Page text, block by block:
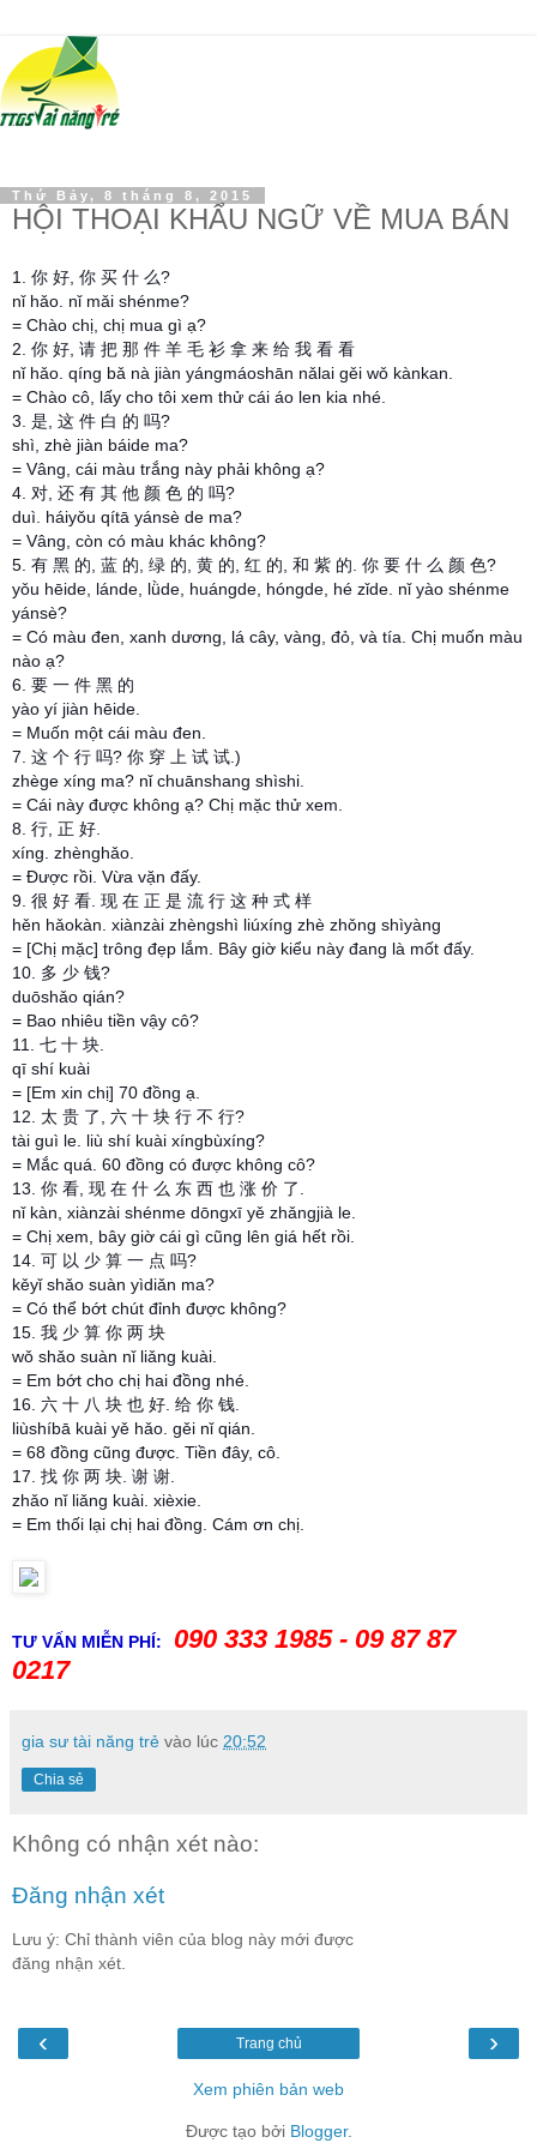
Thứ Bảy, 8 tháng 8, 2015
HỘI THOẠI KHẨU NGỮ VỀ MUA BÁN
1. 你 好, 你 买 什 么?
nǐ hǎo. nǐ mǎi shénme?
= Chào chị, chị mua gì ạ?
2. 你 好, 请 把 那 件 羊 毛 衫 拿 来 给 我 看 看
nǐ hǎo. qíng bǎ nà jiàn yángmáoshān nǎlai gěi wǒ kànkan.
= Chào cô, lấy cho tôi xem thử cái áo len kia nhé.
3. 是, 这 件 白 的 吗?
shì, zhè jiàn báide ma?
= Vâng, cái màu trắng này phải không ạ?
4. 对, 还 有 其 他 颜 色 的 吗?
duì. háiyǒu qítā yánsè de ma?
= Vâng, còn có màu khác không?
5. 有 黑 的, 蓝 的, 绿 的, 黄 的, 红 的, 和 紫 的. 你 要 什 么 颜 色?
yǒu hēide, lánde, lǜde, huángde, hóngde, hé zǐde. nǐ yào shénme
yánsè?
= Có màu đen, xanh dương, lá cây, vàng, đỏ, và tía. Chị muốn màu
nào ạ?
6. 要 一 件 黑 的
yào yí jiàn hēide.
= Muốn một cái màu đen.
7. 这 个 行 吗? 你 穿 上 试 试.)
zhège xíng ma? nǐ chuānshang shìshi.
= Cái này được không ạ? Chị mặc thử xem.
8. 行, 正 好.
xíng. zhènghǎo.
= Được rồi. Vừa vặn đấy.
9. 很 好 看. 现 在 正 是 流 行 这 种 式 样
hěn hǎokàn. xiànzài zhèngshì liúxíng zhè zhǒng shìyàng
= [Chị mặc] trông đẹp lắm. Bây giờ kiểu này đang là mốt đấy.
10. 多 少 钱?
duōshǎo qián?
= Bao nhiêu tiền vậy cô?
11. 七 十 块.
qī shí kuài
= [Em xin chị] 70 đồng ạ.
12. 太 贵 了, 六 十 块 行 不 行?
tài guì le. liù shí kuài xíngbùxíng?
= Mắc quá. 60 đồng có được không cô?
13. 你 看, 现 在 什 么 东 西 也 涨 价 了.
nǐ kàn, xiànzài shénme dōngxī yě zhǎngjià le.
= Chị xem, bây giờ cái gì cũng lên giá hết rồi.
14. 可 以 少 算 一 点 吗?
kěyǐ shǎo suàn yìdiǎn ma?
= Có thể bớt chút đỉnh được không?
15. 我 少 算 你 两 块
wǒ shǎo suàn nǐ liǎng kuài.
= Em bớt cho chị hai đồng nhé.
16. 六 十 八 块 也 好. 给 你 钱.
liùshíbā kuài yě hǎo. gěi nǐ qián.
= 68 đồng cũng được. Tiền đây, cô.
17. 找 你 两 块. 谢 谢.
zhǎo nǐ liǎng kuài. xièxie.
= Em thối lại chị hai đồng. Cám ơn chị.
TƯ VẤN MIỄN PHÍ:
090 333 1985 - 09 87 87
0217
gia sư tài năng trẻ vào lúc 20:52
Chia sẻ
Không có nhận xét nào:
Đăng nhận xét
Lưu ý: Chỉ thành viên của blog này mới được
đăng nhận xét.
‹ ›
Trang chủ
Xem phiên bản web
Được tạo bởi Blogger.